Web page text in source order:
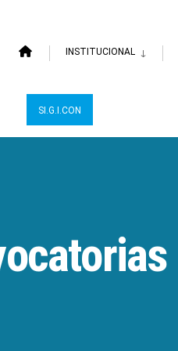
INSTITUCIONAL
SI.G.I.CON